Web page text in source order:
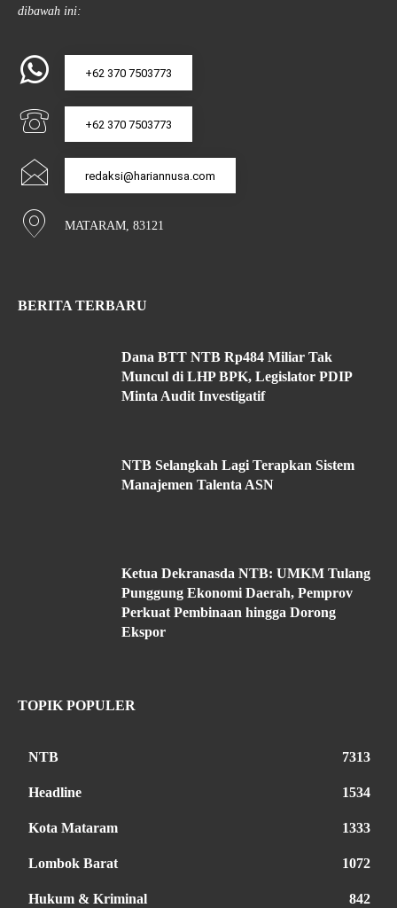
dibawah ini:
+62 370 7503773
+62 370 7503773
redaksi@hariannusa.com
MATARAM, 83121
BERITA TERBARU
Dana BTT NTB Rp484 Miliar Tak
Muncul di LHP BPK, Legislator PDIP
Minta Audit Investigatif
NTB Selangkah Lagi Terapkan Sistem
Manajemen Talenta ASN
Ketua Dekranasda NTB: UMKM Tulang
Punggung Ekonomi Daerah, Pemprov
Perkuat Pembinaan hingga Dorong
Ekspor
TOPIK POPULER
NTB 7313
Headline 1534
Kota Mataram 1333
Lombok Barat 1072
Hukum & Kriminal 842